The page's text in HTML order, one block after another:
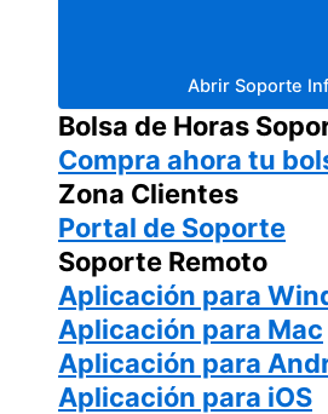
Abrir Soporte
Bolsa de Horas
Compra ahora tu
Zona Clientes
Portal de Soporte
Soporte Remoto
Aplicación para
Aplicación para Mac
Aplicación para
Aplicación para iOS